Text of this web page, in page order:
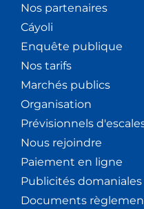
Nos partenaires
Cáyoli
Enquête publique
Nos tarifs
Marchés publics
Organisation
Prévisionnels
Nous rejoindre
Paiement en ligne
Publicités domaniales
Documents